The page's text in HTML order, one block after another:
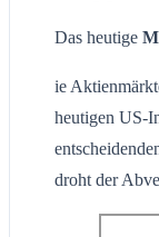
Das heutige
ie
heutigen US-
droht der